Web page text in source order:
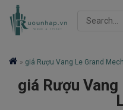
Skip
Search
» giá Rượu Vang Le Grand
giá Rượu